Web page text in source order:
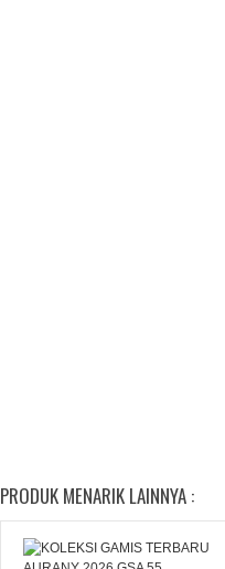
PRODUK MENARIK LAINNYA :